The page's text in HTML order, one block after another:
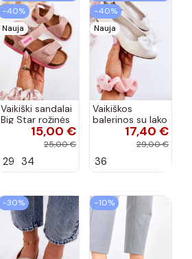
−40%
Nauja
Vaikiški sandalai
Big Star rožinės
spalvos15,00 €
25,00 €
29 34
−40%
Nauja
Vaikiškos
balerinos su lako
efektu ir
kaspinais baltos
17,40 €
29,00 €
36
−30% −10%